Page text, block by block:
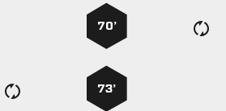
70’
73’